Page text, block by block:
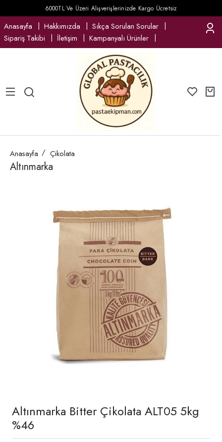
6000TL Ve Üzeri Alışverişlerinizde Kargo Ücretsiz
Anasayfa Hakkımızda
Sıkça Sorulan Sorular
Sipariş Takibi
İletişim Kampanyalı Ürünler
Anasayfa Çikolata
Altınmarka
Altınmarka Bitter Çikolata ALT05 5kg
%46